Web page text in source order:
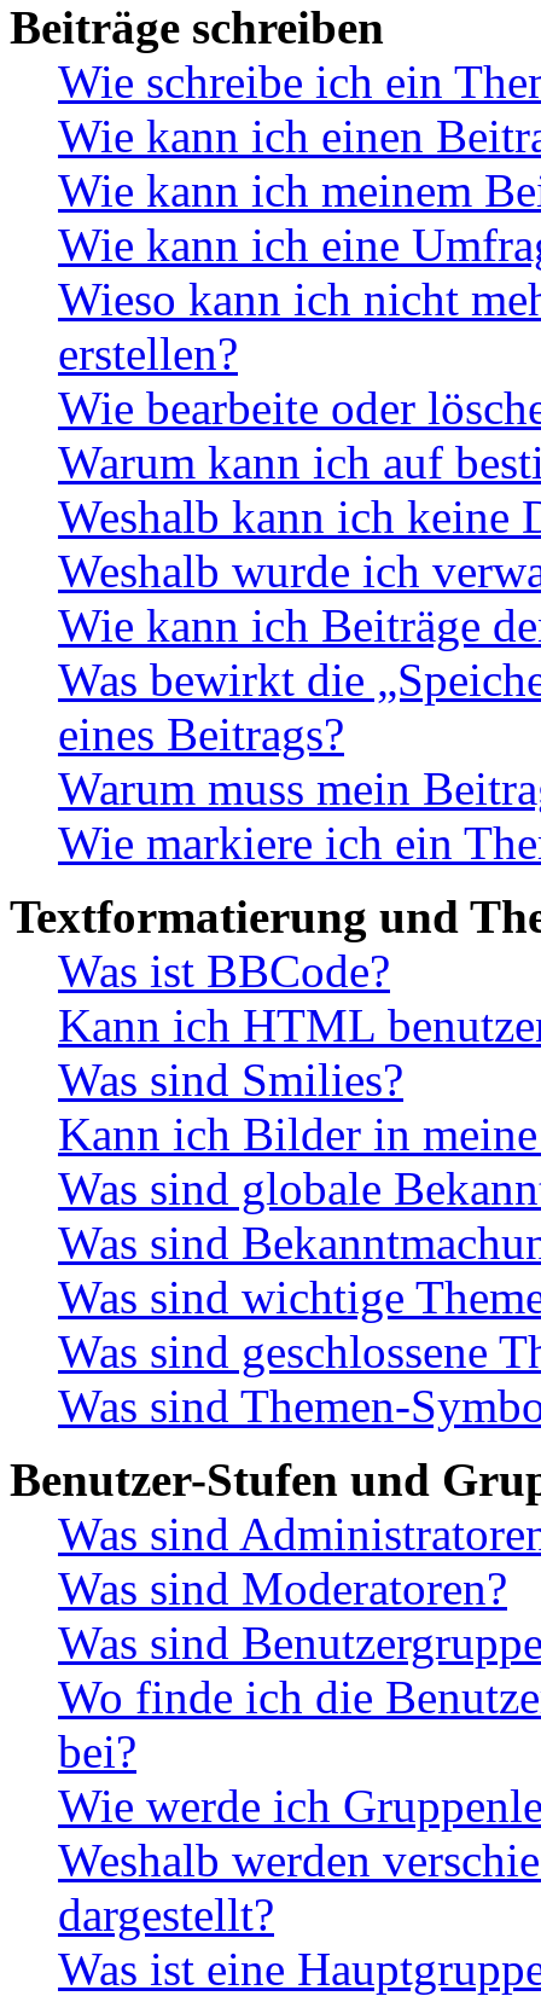
Beiträge schreiben
Wie schreibe ich ein
Wie kann ich einen
Wie kann ich meinem
Wie kann ich eine
Wieso kann ich nicht
erstellen?
Wie bearbeite oder
Warum kann ich auf
Weshalb kann ich keine
Weshalb wurde ich
Wie kann ich Beiträge
Was bewirkt die
eines Beitrags?
Warum muss mein
Wie markiere ich ein
Textformatierung und
Was ist BBCode?
Kann ich HTML
Was sind Smilies?
Kann ich Bilder in
Was sind globale
Was sind
Was sind wichtige
Was sind geschlossene
Was sind Themen-
Benutzer-Stufen und
Was sind
Was sind Moderatoren?
Was sind
Wo finde ich die
bei?
Wie werde ich
Weshalb werden
dargestellt?
Was ist eine